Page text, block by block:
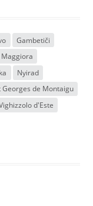
Gambetiči
Maggiora
Nyirad
Georges de Montaigu
d'Este